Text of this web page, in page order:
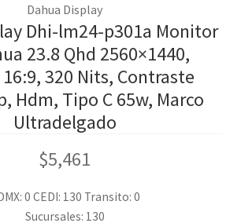
Dahua Display
Dhi-lm24-p301a Monitor
23.8 Qhd 2560×1440,
320 Nits, Contraste
Hdm, Tipo C 65w, Marco
Ultradelgado
$5,461
0 CEDI: 130 Transito: 0
Sucursales: 130